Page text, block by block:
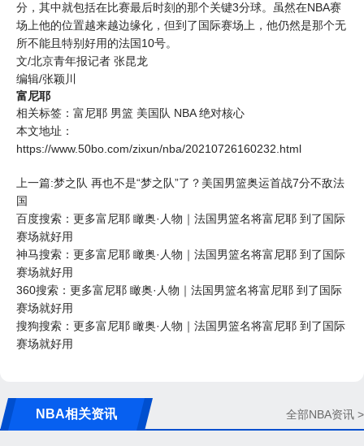
分，其中就包括在比赛最后时刻的那个关键3分球。虽然在NBA赛
场上他的位置越来越边缘化，但到了国际赛场上，他仍然是那个无
所不能且特别好用的法国10号。
文/北京青年报记者 张昆龙
编辑/张颖川
富尼耶
相关标签： 富尼耶 男篮 美国队 NBA 绝对核心
本文地址：
https://www.50bo.com/zixun/nba/20210726160232.html
上一篇:梦之队 再也不是“梦之队”了？美国男篮奥运首战7分不敌法
国
百度搜索：更多富尼耶 瞰奥·人物｜法国男篮名将富尼耶 到了国际
赛场就好用
神马搜索：更多富尼耶 瞰奥·人物｜法国男篮名将富尼耶 到了国际
赛场就好用
360搜索：更多富尼耶 瞰奥·人物｜法国男篮名将富尼耶 到了国际
赛场就好用
搜狗搜索：更多富尼耶 瞰奥·人物｜法国男篮名将富尼耶 到了国际
赛场就好用
NBA相关资讯 全部NBA资讯 >